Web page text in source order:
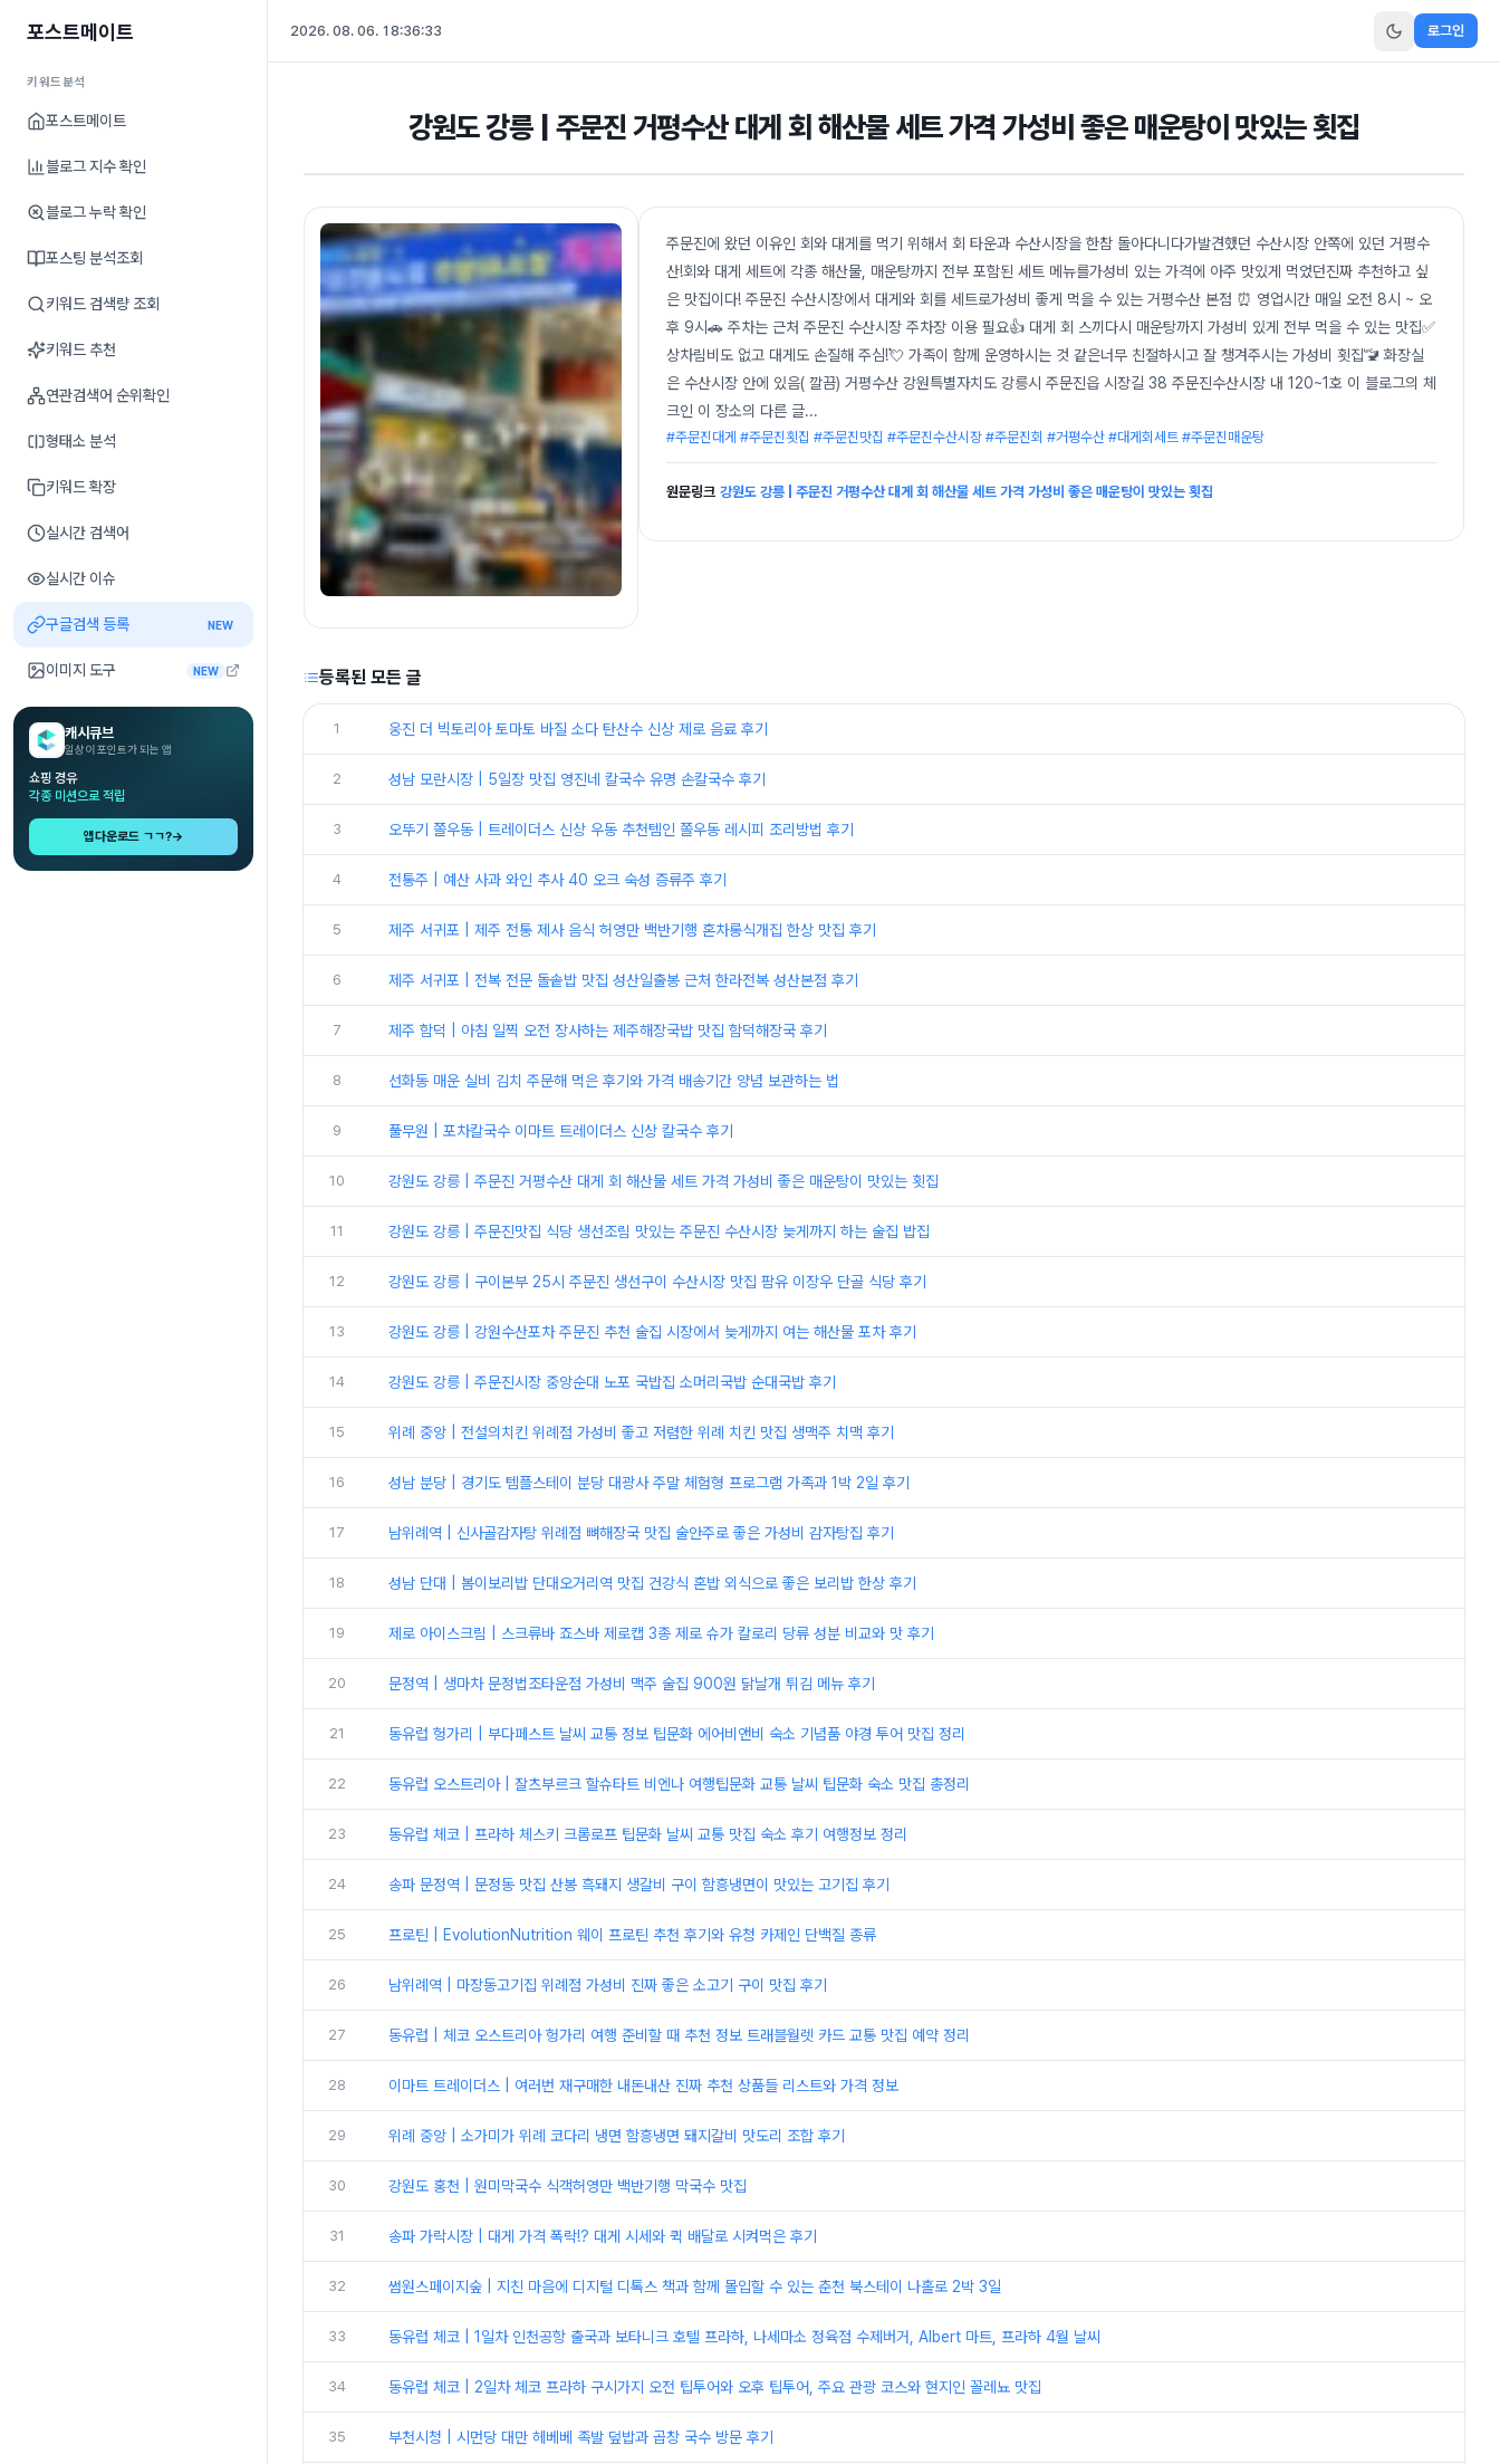
포스트메이트
키워드분석
포스트메이트
블로그 지수 확인
블로그 누락 확인
포스팅 분석조회
키워드 검색량 조회
키워드 추천
연관검색어 순위확인
형태소 분석
키워드 확장
실시간 검색어
실시간 이슈
구글검색 등록 NEW
이미지 도구 NEW
캐시큐브
일상이 포인트가 되는 앱
쇼핑 경유
각종 미션으로 적립
앱다운로드 ㄱㄱ?→
2026. 08. 06. 18:36:34 로그인
강원도 강릉 | 주문진 거평수산 대게 회 해산물 세트 가격 가성비 좋은 매운탕이 맛있는 횟집
주문진에 왔던 이유인 회와 대게를 먹기 위해서 회 타운과 수산시장을 한참 돌아다니다가발견했던 수산시장 안쪽에 있던 거평수
산!회와 대게 세트에 각종 해산물, 매운탕까지 전부 포함된 세트 메뉴를가성비 있는 가격에 아주 맛있게 먹었던진짜 추천하고 싶
은 맛집이다! 주문진 수산시장에서 대게와 회를 세트로가성비 좋게 먹을 수 있는 거평수산 본점 ⏰ 영업시간 매일 오전 8시 ~ 오
후 9시🚗 주차는 근처 주문진 수산시장 주차장 이용 필요👍 대게 회 스끼다시 매운탕까지 가성비 있게 전부 먹을 수 있는 맛집✅
상차림비도 없고 대게도 손질해 주심!💘 가족이 함께 운영하시는 것 같은너무 친절하시고 잘 챙겨주시는 가성비 횟집🚾 화장실
은 수산시장 안에 있음( 깔끔) 거평수산 강원특별자치도 강릉시 주문진읍 시장길 38 주문진수산시장 내 120~1호 이 블로그의 체
크인 이 장소의 다른 글...
#주문진대게 #주문진횟집 #주문진맛집 #주문진수산시장 #주문진회 #거평수산 #대게회세트 #주문진매운탕
원문링크 강원도 강릉 | 주문진 거평수산 대게 회 해산물 세트 가격 가성비 좋은 매운탕이 맛있는 횟집
등록된 모든 글
1 웅진 더 빅토리아 토마토 바질 소다 탄산수 신상 제로 음료 후기
2 성남 모란시장 | 5일장 맛집 영진네 칼국수 유명 손칼국수 후기
3 오뚜기 쫄우동 | 트레이더스 신상 우동 추천템인 쫄우동 레시피 조리방법 후기
4 전통주 | 예산 사과 와인 추사 40 오크 숙성 증류주 후기
5 제주 서귀포 | 제주 전통 제사 음식 허영만 백반기행 혼차롱식개집 한상 맛집 후기
6 제주 서귀포 | 전복 전문 돌솥밥 맛집 성산일출봉 근처 한라전복 성산본점 후기
7 제주 함덕 | 아침 일찍 오전 장사하는 제주해장국밥 맛집 함덕해장국 후기
8 선화동 매운 실비 김치 주문해 먹은 후기와 가격 배송기간 양념 보관하는 법
9 풀무원 | 포차칼국수 이마트 트레이더스 신상 칼국수 후기
10 강원도 강릉 | 주문진 거평수산 대게 회 해산물 세트 가격 가성비 좋은 매운탕이 맛있는 횟집
11 강원도 강릉 | 주문진맛집 식당 생선조림 맛있는 주문진 수산시장 늦게까지 하는 술집 밥집
12 강원도 강릉 | 구이본부 25시 주문진 생선구이 수산시장 맛집 팜유 이장우 단골 식당 후기
13 강원도 강릉 | 강원수산포차 주문진 추천 술집 시장에서 늦게까지 여는 해산물 포차 후기
14 강원도 강릉 | 주문진시장 중앙순대 노포 국밥집 소머리국밥 순대국밥 후기
15 위례 중앙 | 전설의치킨 위례점 가성비 좋고 저렴한 위례 치킨 맛집 생맥주 치맥 후기
16 성남 분당 | 경기도 템플스테이 분당 대광사 주말 체험형 프로그램 가족과 1박 2일 후기
17 남위례역 | 신사골감자탕 위례점 뼈해장국 맛집 술안주로 좋은 가성비 감자탕집 후기
18 성남 단대 | 봄이보리밥 단대오거리역 맛집 건강식 혼밥 외식으로 좋은 보리밥 한상 후기
19 제로 아이스크림 | 스크류바 죠스바 제로캡 3종 제로 슈가 칼로리 당류 성분 비교와 맛 후기
20 문정역 | 생마차 문정법조타운점 가성비 맥주 술집 900원 닭날개 튀김 메뉴 후기
21 동유럽 헝가리 | 부다페스트 날씨 교통 정보 팁문화 에어비앤비 숙소 기념품 야경 투어 맛집 정리
22 동유럽 오스트리아 | 잘츠부르크 할슈타트 비엔나 여행팁문화 교통 날씨 팁문화 숙소 맛집 총정리
23 동유럽 체코 | 프라하 체스키 크롬로프 팁문화 날씨 교통 맛집 숙소 후기 여행정보 정리
24 송파 문정역 | 문정동 맛집 산봉 흑돼지 생갈비 구이 함흥냉면이 맛있는 고기집 후기
25 프로틴 | EvolutionNutrition 웨이 프로틴 추천 후기와 유청 카제인 단백질 종류
26 남위례역 | 마장동고기집 위례점 가성비 진짜 좋은 소고기 구이 맛집 후기
27 동유럽 | 체코 오스트리아 헝가리 여행 준비할 때 추천 정보 트래블월렛 카드 교통 맛집 예약 정리
28 이마트 트레이더스 | 여러번 재구매한 내돈내산 진짜 추천 상품들 리스트와 가격 정보
29 위례 중앙 | 소가미가 위례 코다리 냉면 함흥냉면 돼지갈비 맛도리 조합 후기
30 강원도 홍천 | 원미막국수 식객허영만 백반기행 막국수 맛집
31 송파 가락시장 | 대게 가격 폭락!? 대게 시세와 퀵 배달로 시켜먹은 후기
32 썸원스페이지숲 | 지친 마음에 디지털 디톡스 책과 함께 몰입할 수 있는 춘천 북스테이 나홀로 2박 3일
33 동유럽 체코 | 1일차 인천공항 출국과 보타니크 호텔 프라하, 나세마소 정육점 수제버거, Albert 마트, 프라하 4월 날씨
34 동유럽 체코 | 2일차 체코 프라하 구시가지 오전 팁투어와 오후 팁투어, 주요 관광 코스와 현지인 꼴레뇨 맛집
35 부천시청 | 시먼당 대만 헤베베 족발 덮밥과 곱창 국수 방문 후기